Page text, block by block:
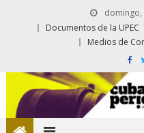
domingo,
Documentos de la UPEC
Medios de